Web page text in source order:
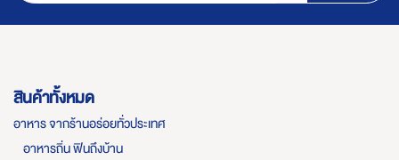
สินค้าทั้งหมด
อาหาร จากร้านอร่อยทั่วประเทศ
อาหารถิ่น ฟินถึงบ้าน